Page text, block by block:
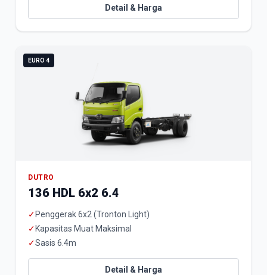
Detail & Harga
EURO 4
DUTRO
136 HDL 6x2 6.4
✓ Penggerak 6x2 (Tronton Light)
✓ Kapasitas Muat Maksimal
✓Sasis 6.4m
Detail & Harga